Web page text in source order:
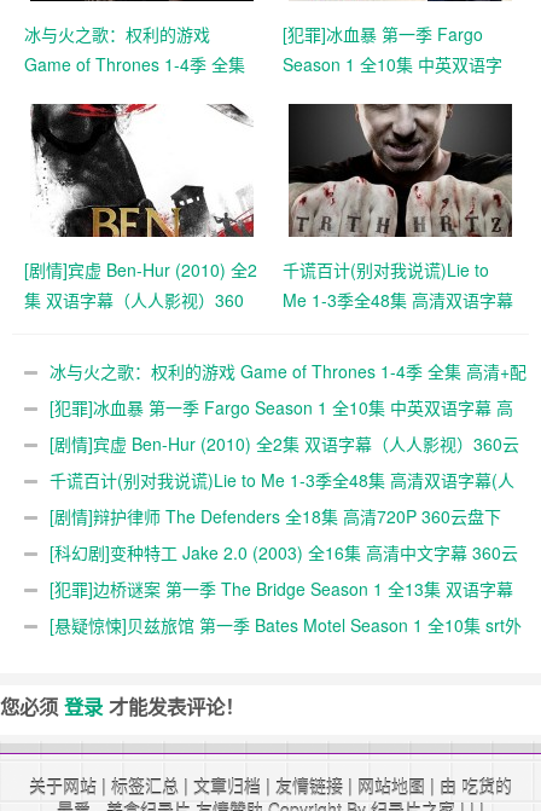
冰与火之歌：权利的游戏
Game of Thrones 1-4季 全集
下载
[犯罪]冰血暴 第一季 Fargo
Season 1 全10集 中英双语字
[剧情]宾虚 Ben-Hur (2010) 全2
集 双语字幕（人人影视）360
千谎百计(别对我说谎)Lie to
Me 1-3季全48集 高清双语字幕
冰与火之歌：权利的游戏 Game of Thrones 1-4季 全集 高清+配
乐MP3+地图 360云盘下载
[犯罪]冰血暴 第一季 Fargo Season 1 全10集 中英双语字幕 高
清360云盘下载
[剧情]宾虚 Ben-Hur (2010) 全2集 双语字幕（人人影视）360云
盘下载千谎百计(别对我说谎)Lie to Me 1-3季全48集 高清双语字幕(人
人字幕组) 720P 下载
[剧情]辩护律师 The Defenders 全18集 高清720P 360云盘下
载 [科幻剧]变种特工 Jake 2.0 (2003) 全16集 高清中文字幕 360云
盘下载[犯罪]边桥谜案 第一季 The Bridge Season 1 全13集 双语字幕
(YYeTs) 高清720P 360云盘下载
[悬疑惊悚]贝兹旅馆 第一季 Bates Motel Season 1 全10集 srt外
您必须 登录才能发表评论！
关于网站 | 标签汇总 | 文章归档 | 友情链接 | 网站地图 | 由 吃货的